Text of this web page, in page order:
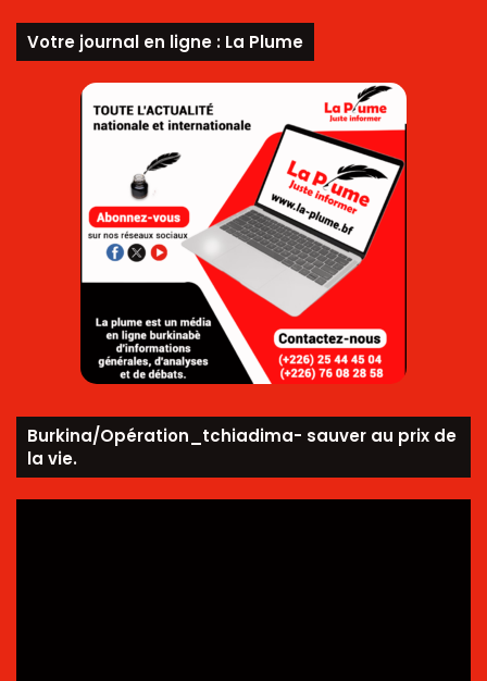
Votre journal en ligne : La Plume
Burkina/Opération_tchiadima- sauver au prix de
la vie.